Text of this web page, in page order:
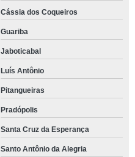
Cássia dos Coqueiros
Guariba
Jaboticabal
Luís Antônio
Pitangueiras
Pradópolis
Santa Cruz da Esperança
Santo Antônio da Alegria